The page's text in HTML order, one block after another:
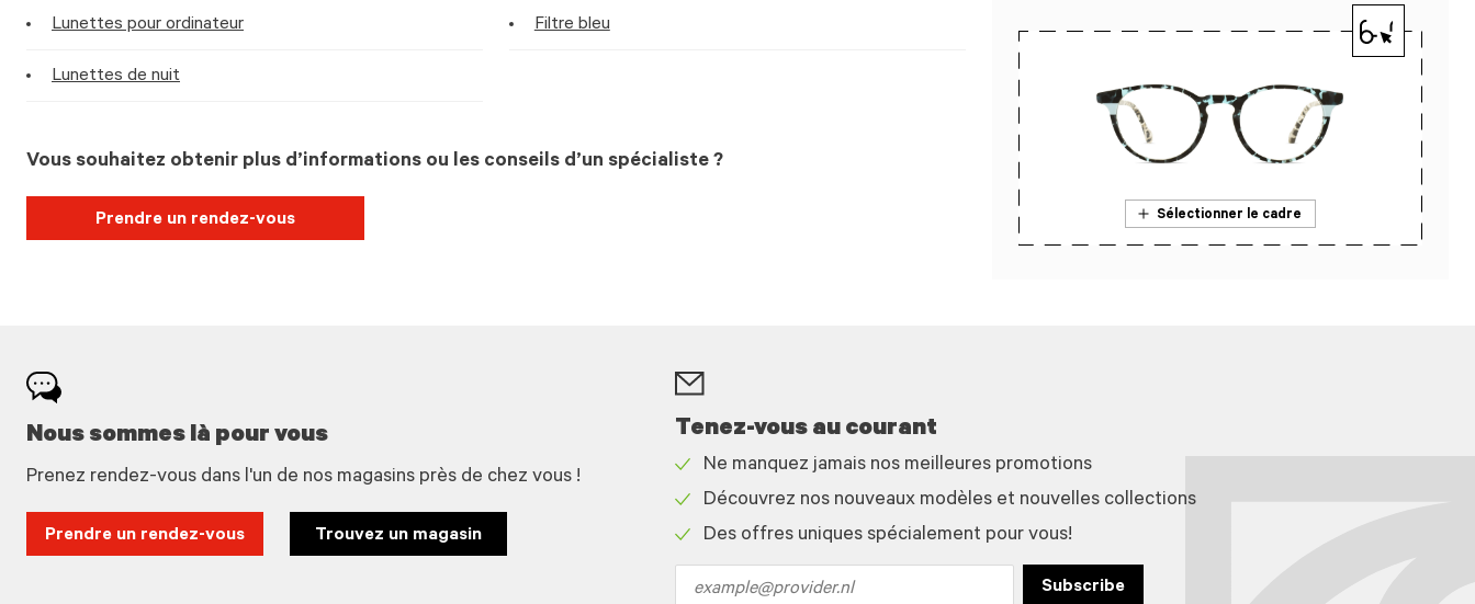
Lunettes pour ordinateur
Lunettes de nuit
Filtre bleu
Vous souhaitez obtenir plus d’informations ou les conseils d’un spécialiste ?
Prendre un rendez-vous Sélectionner le cadre
Nous sommes là pour vous
Prenez rendez-vous dans l'un de nos magasins près de chez vous !
Prendre un rendez-vous Trouvez un magasin
Tenez-vous au courant
icon
Ne manquez jamais nos meilleures promotions
icon
Découvrez nos nouveaux modèles et nouvelles collections
Des offres uniques spécialement pour vous!
address
Subscribe